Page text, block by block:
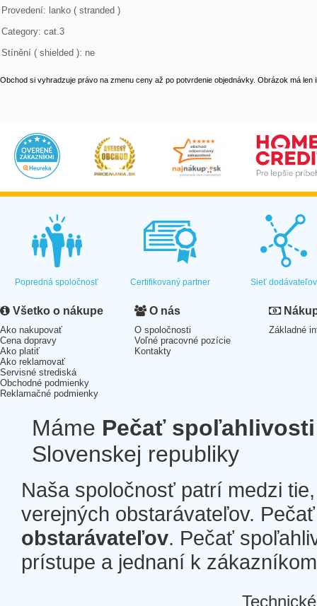
Provedení: lanko ( stranded )
Category: cat.3
Stínění ( shielded ): ne
Obchod si vyhradzuje právo na zmenu ceny až po potvrdenie objednávky. Obrázok má len
Popredná spoločnosť Certifikovaný partner Sieť dodávateľov
Všetko o nákupe
Ako nakupovať
Cena dopravy
Ako platiť
Ako reklamovať
Servisné strediská
Obchodné podmienky
Reklamačné podmienky
O nás
O spoločnosti
Voľné pracovné pozície
Kontakty
Základné
Máme Pečať spoľahlivosti
Slovenskej republiky
Naša spoločnosť patrí medzi
verejných obstarávateľov.
obstarávateľov. Pečať
prístupe a jednaní k